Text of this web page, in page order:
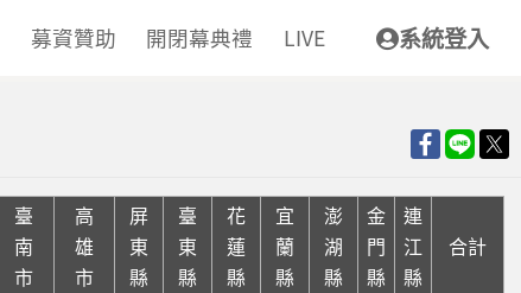
募資贊助 開閉幕典禮 LIVE 系統登入
臺
南
市
高
雄
市
屏
東
縣
臺
東
縣
花
蓮
縣
宜
蘭
縣
澎
湖
縣
金
門
縣
連
江
縣
合計